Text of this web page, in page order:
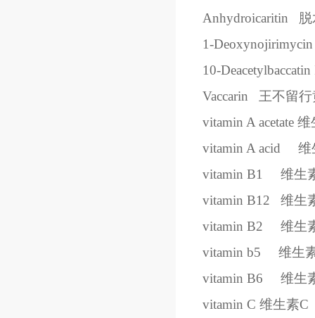
Anhydroicaritin
1-Deoxynojirimycin
10-
Vaccarin
王不留
vitamin A acetate 维
vitamin A acid
维
vitamin B1
维生
vitamin B12
维生
vitamin B2
维生
vitamin b5
维生
vitamin B6
维生
vitamin C 维生素C